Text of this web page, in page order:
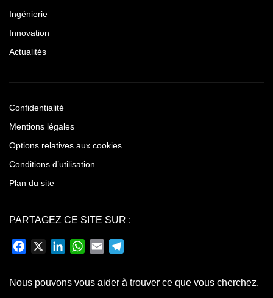
Ingénierie
Innovation
Actualités
Confidentialité
Mentions légales
Options relatives aux cookies
Conditions d’utilisation
Plan du site
PARTAGEZ CE SITE SUR :
Facebook LinkedInWhatsApp
Email
Nous pouvons vous aider à trouver ce que vous cherchez.